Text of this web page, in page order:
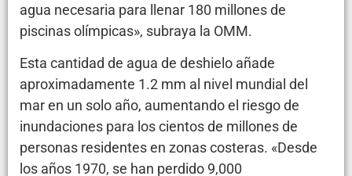
agua necesaria para llenar 180 millones de
piscinas olímpicas», subraya la OMM.
Esta cantidad de agua de deshielo añade
aproximadamente 1.2 mm al nivel mundial del
mar en un solo año, aumentando el riesgo de
inundaciones para los cientos de millones de
personas residentes en zonas costeras. «Desde
los años 1970, se han perdido 9,000